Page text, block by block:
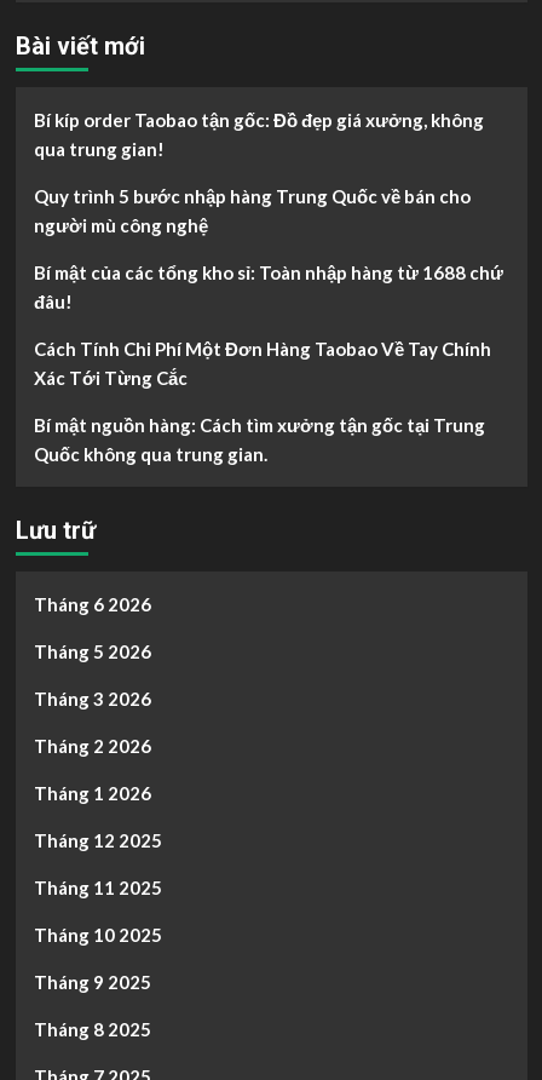
Bài viết mới
Bí kíp order Taobao tận gốc: Đồ đẹp giá xưởng, không
qua trung gian!
Quy trình 5 bước nhập hàng Trung Quốc về bán cho
người mù công nghệ
Bí mật của các tổng kho sỉ: Toàn nhập hàng từ 1688 chứ
đâu!
Cách Tính Chi Phí Một Đơn Hàng Taobao Về Tay Chính
Xác Tới Từng Cắc
Bí mật nguồn hàng: Cách tìm xưởng tận gốc tại Trung
Quốc không qua trung gian.
Lưu trữ
Tháng 6 2026
Tháng 5 2026
Tháng 3 2026
Tháng 2 2026
Tháng 1 2026
Tháng 12 2025
Tháng 11 2025
Tháng 10 2025
Tháng 9 2025
Tháng 8 2025